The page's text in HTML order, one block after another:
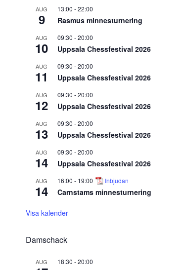
AUG
9
13:00 -22:00
Rasmus minnesturnering
AUG
10
09:30 -20:00
Uppsala Chessfestival 2026
AUG
11
09:30 -20:00
Uppsala Chessfestival 2026
AUG
12
09:30 -20:00
Uppsala Chessfestival 2026
AUG
13
09:30 -20:00
Uppsala Chessfestival 2026
AUG
14
09:30 -20:00
Uppsala Chessfestival 2026
AUG
14
16:00 - 19:00 Inbjudan
Carnstams minnesturnering
Visa kalender
Damschack
AUG 18:30 -20:00